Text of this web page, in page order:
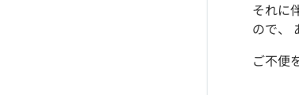
それに
ので、
ご不便